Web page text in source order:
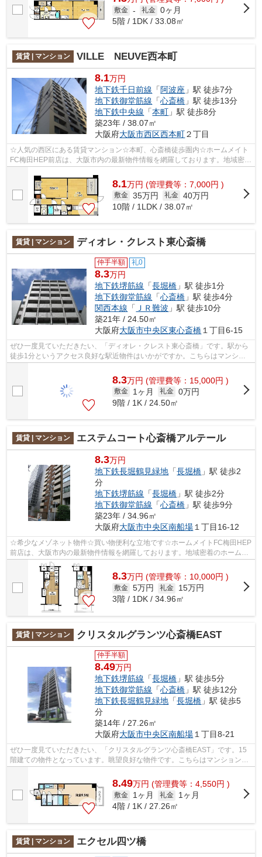
敷金 - 礼金 0ヶ月
5階 / 1DK / 33.08㎡
賃貸 | マンション VILLE NEUVE西本町
8.1万円
地下鉄千日前線 「 阿波座 」駅 徒歩7分
地下鉄御堂筋線 「心斎橋 」駅 徒歩13分
地下鉄中央線 「本町 」駅 徒歩8分
築23年 / 38.07㎡
大阪府大阪市西区西本町２丁目
☆人気の西区にある賃貸マンション☆本町、心斎橋徒歩圏内☆ホームメイト
FC梅田HEP前店は、大阪市内の最新物件情報を網羅しております。地域密着
8.1万円 (管理費等：7,000円 )
敷金 35万円 礼金 40万円
10階 / 1LDK / 38.07㎡
賃貸 | マンション ディオレ・クレスト東心斎橋
仲手半額 礼0
8.3万円
地下鉄堺筋線 「長堀橋 」駅 徒歩1分
地下鉄御堂筋線 「心斎橋 」駅 徒歩4分
関西本線 「 ＪＲ難波 」駅 徒歩10分
築21年 / 24.50㎡
大阪府大阪市中央区東心斎橋 １丁目6-15
ぜひ一度見ていただきたい、「ディオレ・クレスト東心斎橋」です。駅から
徒歩1分というアクセス良好な駅近物件はいかがですか。こちらはマンショ
8.3万円 (管理費等：15,000円 )
敷金 1ヶ月 礼金 0万円
9階 / 1K / 24.50㎡
賃貸 | マンション エステムコート心斎橋アルテール
8.3万円
地下鉄長堀鶴見緑地 「長堀橋 」駅 徒歩2
分
地下鉄堺筋線 「長堀橋 」駅 徒歩2分
地下鉄御堂筋線 「心斎橋 」駅 徒歩9分
築23年 / 34.96㎡
大阪府大阪市中央区南船場 １丁目16-12
☆希少なメゾネット物件☆買い物便利な立地です☆ホームメイトFC梅田HEP
前店は、大阪市内の最新物件情報を網羅しております。地域密着のホームメ
イトFC梅田HEP前店だからできるお部屋探し...
8.3万円 (管理費等：10,000円 )
敷金 5万円 礼金
15万円
3階 / 1DK / 34.96㎡
賃貸 | マンション クリスタルグランツ心斎橋EAST
仲手半額
8.49万円
地下鉄堺筋線 「長堀橋 」駅 徒歩5分
地下鉄御堂筋線 「心斎橋 」駅 徒歩12分
地下鉄長堀鶴見緑地 「長堀橋 」駅 徒歩5
分
築14年 / 27.26㎡
大阪府大阪市中央区南船場 １丁目8-21
ぜひ一度見ていただきたい、「クリスタルグランツ心斎橋EAST」です。15
階建ての物件となっています。眺望良好な物件です。こちらはマンションタ
イプになります。より詳しい情報や内見...
8.49万円 (管理費等：4,550円 )
敷金 1ヶ月 礼金
1ヶ月
4階 / 1K / 27.26㎡
賃貸 | マンション エクセル四ツ橋